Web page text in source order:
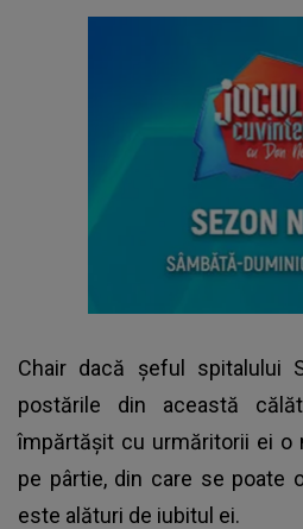
Chair dacă șeful spitalului
postările din această
împărtășit cu urmăritorii ei o
pe pârtie, din care se poate
este alături de iubitul ei.